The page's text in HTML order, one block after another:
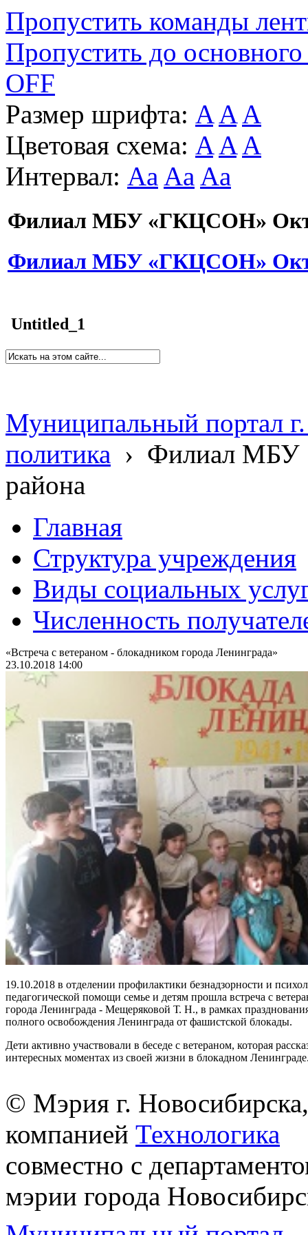
Пропустить команды
Пропустить до основного
OFF
Размер шрифта: A A A
Цветовая схема: A A A
Интервал: Aa Aa Aa
Филиал МБУ «ГКЦСОН»
Филиал МБУ «ГКЦСОН»
Untitled_1
Муниципальный портал
политика › Филиал МБУ
района
Главная
Структура учреждения
Виды социальных
Численность
«Встреча с ветераном - блокадником города Ленинграда»
23.10.2018 14:00
19.10.2018 в отделении профилактики безнадзорности и
педагогической помощи семье и детям прошла встреча с
города Ленинграда - Мещеряковой Т. Н., в рамках
полного освобождения Ленинграда от фашистской блокады.
Дети активно участвовали в беседе с ветераном, которая
интересных моментах из своей жизни в блокадном
© Мэрия г.
компанией Технологика
совместно с
мэрии города